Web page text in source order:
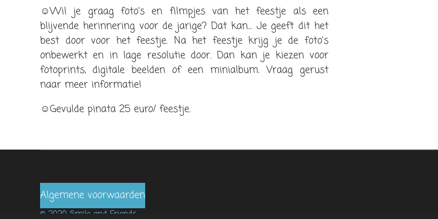
☺Wil je graag foto's en filmpjes van het feestje als een
blijvende herinnering voor de jarige? Dat kan... Je geeft dit het
best door voor het feestje. Na het feestje krijg je de foto's
onbewerkt en in lage resolutie door. Dan kan je kiezen voor
fotoprints, digitale beelden of een minialbum. Vraag gerust
naar meer informatie!
☺Gevulde pinata 25 euro/ feestje.
Algemene voorwaarden
© 2020 Smile and Friends